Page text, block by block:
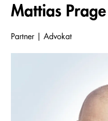
Mattias Prage
Partner | Advokat